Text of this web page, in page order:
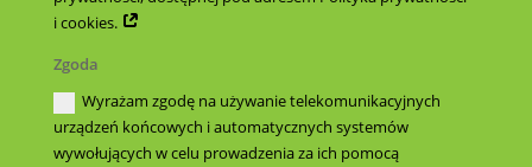
i cookies.
Zgoda
Wyrażam zgodę na używanie telekomunikacyjnych
urządzeń końcowych i automatycznych systemów
wywołujących w celu prowadzenia za ich pomocą